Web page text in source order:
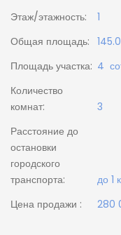
Этаж/этажность:
1
Общая площадь:
Площадь участка: 4
Количество
комнат:
3
Расстояние до
остановки
городского
транспорта:
до 1
Цена продажи :
280